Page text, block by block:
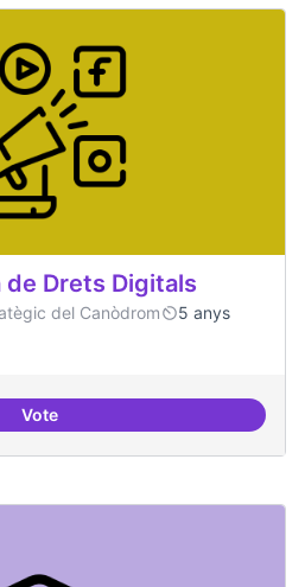
Drets Digitals
del Canòdrom
5 anys
VotePunt de defensa de Drets Digitals